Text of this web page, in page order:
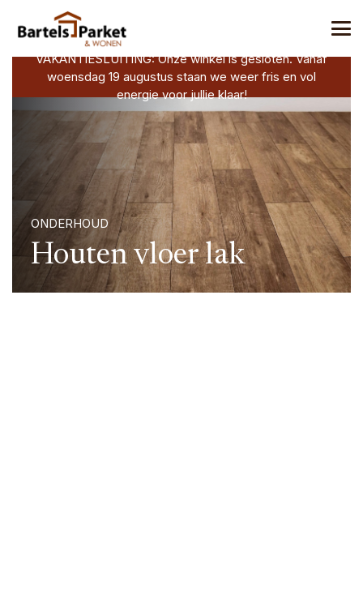
VAKANTIESLUITING: Onze winkel is gesloten. Vanaf
woensdag 19 augustus staan we weer fris en vol
energie voor jullie klaar!
ONDERHOUD
Houten vloer lak